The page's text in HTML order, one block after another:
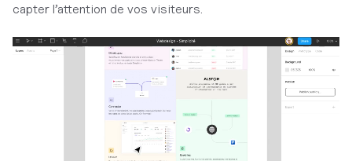
capter l’attention de vos visiteurs.